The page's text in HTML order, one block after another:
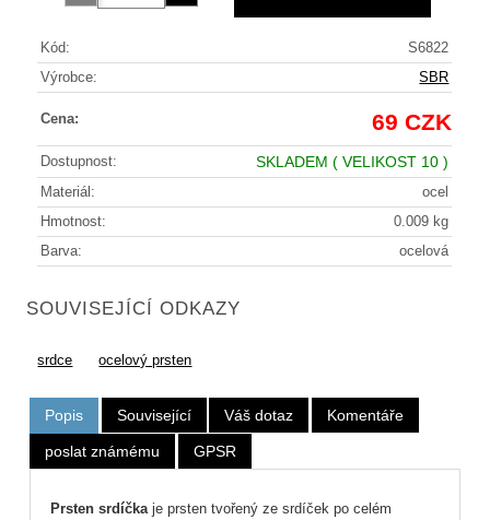
Kód:
S6822
Výrobce:
SBR
Cena: 69 CZK
Dostupnost: SKLADEM ( VELIKOST 10 )
Materiál:
ocel
Hmotnost:
0.009 kg
Barva:
ocelová
SOUVISEJÍCÍ ODKAZY
srdce ocelový prsten
Popis Související Váš dotaz Komentáře
poslat známému GPSR
Prsten srdíčka je prsten tvořený ze srdíček po celém